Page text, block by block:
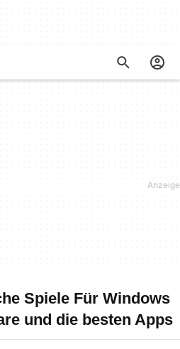
Spiele Für Windows
und die besten Apps